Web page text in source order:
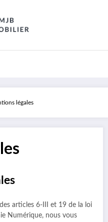
légales
articles 6-III et 19 de la loi
Numérique, nous vous